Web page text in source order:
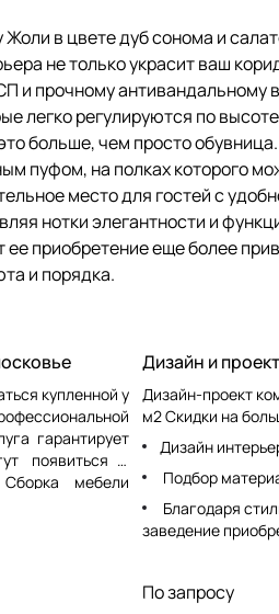
в цвете дуб сонома и
не только украсит ваш
и прочному
легко регулируются по
больше, чем просто
пуфом, на полках которого
место для гостей с
нотки элегантности и
приобретение еще более
и порядка.
купленной у
гарантирует
появиться в
мебели
Дизайн и
Дизайн-проект
м2 Скидки на
Дизайн
Подбор
заведение
По запросу